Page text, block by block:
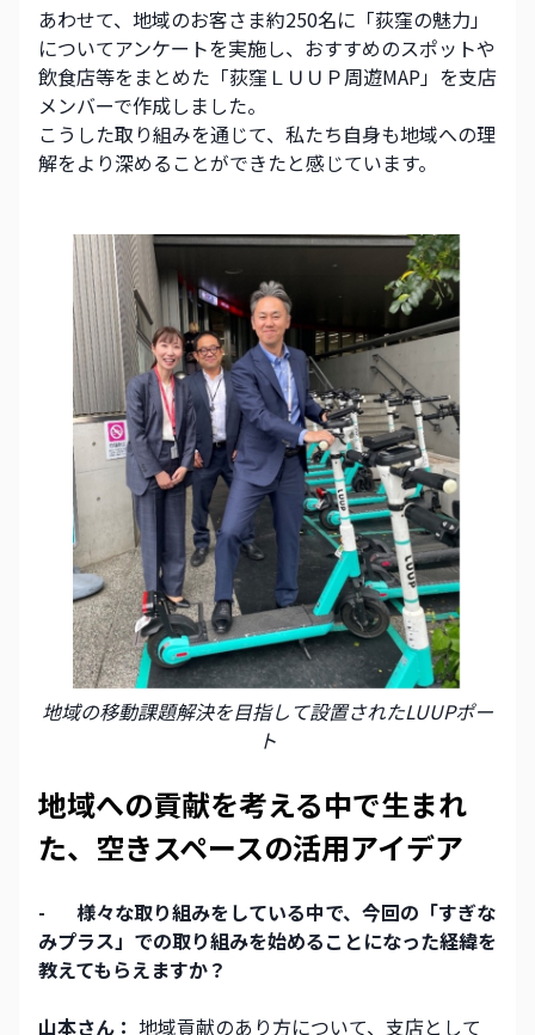
あわせて、地域のお客さま約250名に「荻窪の魅力」
についてアンケートを実施し、おすすめのスポットや
飲食店等をまとめた「荻窪ＬＵＵＰ周遊MAP」を支店
メンバーで作成しました。
こうした取り組みを通じて、私たち自身も地域への理
解をより深めることができたと感じています。
地域の移動課題解決を目指して設置されたLUUPポー
ト
地域への貢献を考える中で生まれ
た、空きスペースの活用アイデア
-
様々な取り組みをしている中で、今回の「すぎな
みプラス」での取り組みを始めることになった経緯を
教えてもらえますか？
山本さん： 地域貢献のあり方について、支店として